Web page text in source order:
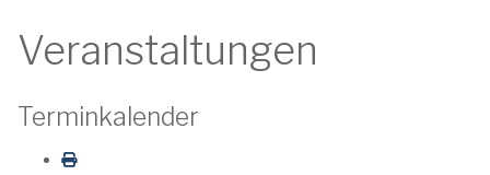
Veranstaltungen
Terminkalender